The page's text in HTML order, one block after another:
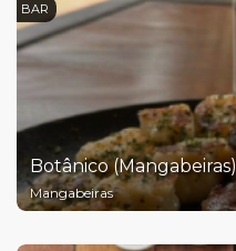
BAR
Botânico (Mangabeiras)
Mangabeiras